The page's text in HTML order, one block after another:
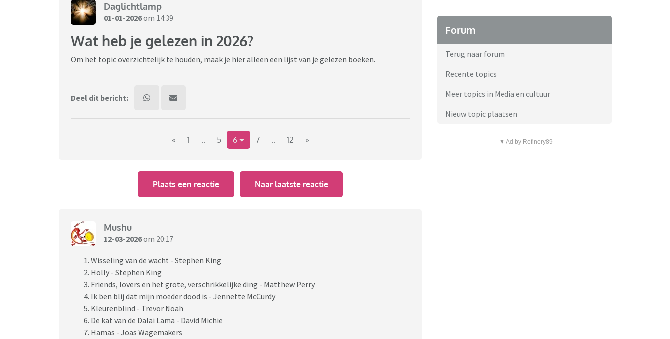
Daglichtlamp
01-01-2026om 14:39
Wat heb je gelezen in 2026?
Om het topic overzichtelijk te houden, maak je hier alleen een lijst van je gelezen boeken.
Deel dit bericht:
« 1 .. 5 6 7 .. 12 »
Plaats een reactie Naar laatste reactie
Mushu
12-03-2026om 20:17
Wisseling van de wacht - Stephen King
Holly - Stephen King
Friends, lovers en het grote, verschrikkelijke ding - Matthew Perry
Ik ben blij dat mijn moeder dood is - Jennette McCurdy
Kleurenblind - Trevor Noah
De kat van de Dalai Lama - David Michie
Hamas - Joas Wagemakers
Forum
Terug naar forum
Recente topics
Meer topics in Media en cultuur
Nieuw topic plaatsen
▼ Ad by Refinery89